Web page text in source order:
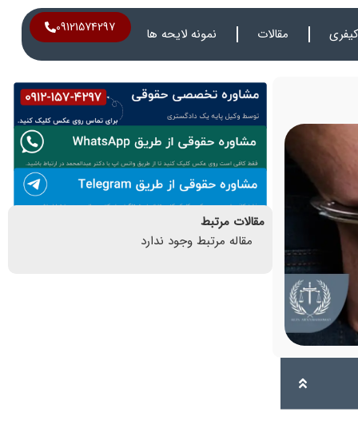
مقالات نمونه لایحه ها 09121574297
مقالات مرتبط
مقاله مرتبط وجود ندارد